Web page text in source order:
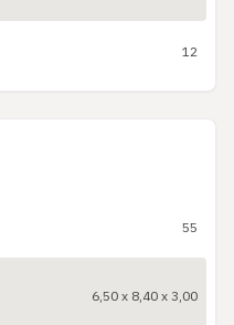
12
55
6,50 x 8,40 x 3,00